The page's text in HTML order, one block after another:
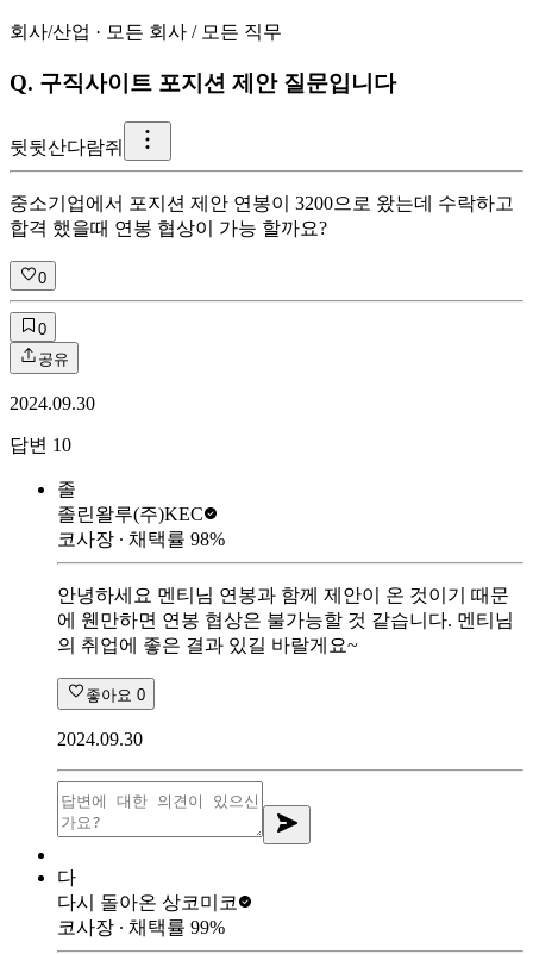
회사/산업 · 모든 회사 / 모든 직무
Q. 구직사이트 포지션 제안 질문입니다
뒷뒷산다람쥐
중소기업에서 포지션 제안 연봉이 3200으로 왔는데 수락하고
합격 했을때 연봉 협상이 가능 할까요?
0
0
공유
2024.09.30
답변 10
졸
졸린왈루(주)KEC
코사장 ∙ 채택률 98%
안녕하세요 멘티님 연봉과 함께 제안이 온 것이기 때문
에 웬만하면 연봉 협상은 불가능할 것 같습니다. 멘티님
의 취업에 좋은 결과 있길 바랄게요~
좋아요 0
2024.09.30
다
다시 돌아온 상코미코
코사장 ∙ 채택률 99%